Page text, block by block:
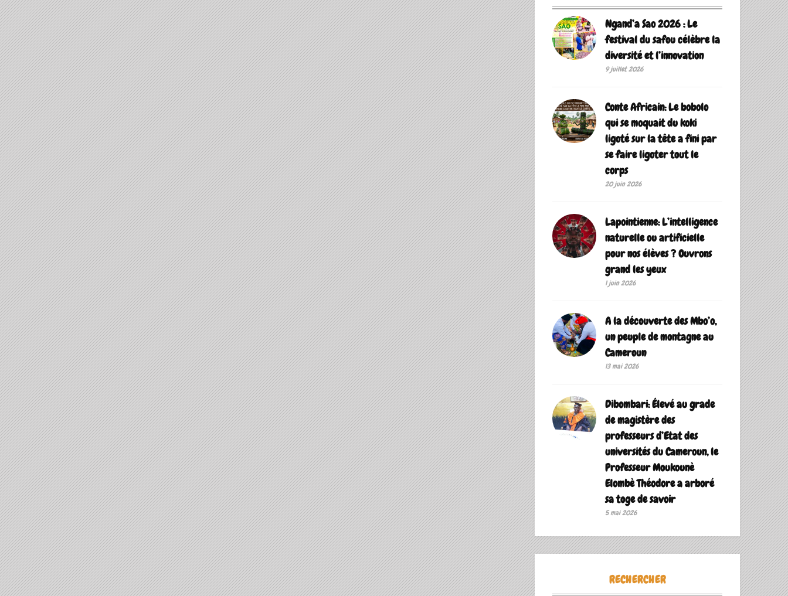
Ngand’a Sao 2026 : Le
festival du safou célèbre la
diversité et l’innovation
9 juillet 2026
Conte Africain: Le bobolo
qui se moquait du koki
ligoté sur la tête a fini par
se faire ligoter tout le
corps
20 juin 2026
Lapointienne: L’intelligence
naturelle ou artificielle
pour nos élèves ? Ouvrons
grand les yeux
1 juin 2026
A la découverte des Mbo’o,
un peuple de montagne au
Cameroun
13 mai 2026
Dibombari: Élevé au grade
de magistère des
professeurs d’Etat des
universités du Cameroun, le
Professeur Moukounè
Elombè Théodore a arboré
sa toge de savoir ‎
5 mai 2026
RECHERCHER